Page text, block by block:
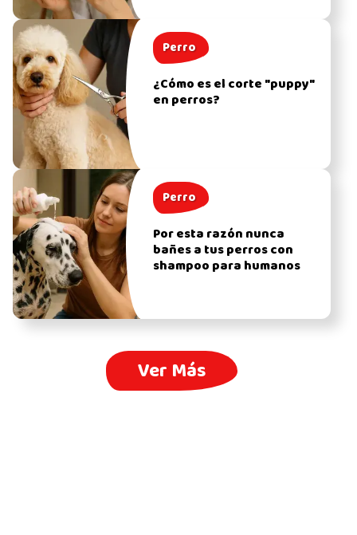
Perro
¿Cómo es el corte "puppy"
en perros?
Perro
Por esta razón nunca
bañes a tus perros con
shampoo para humanos
Ver Más